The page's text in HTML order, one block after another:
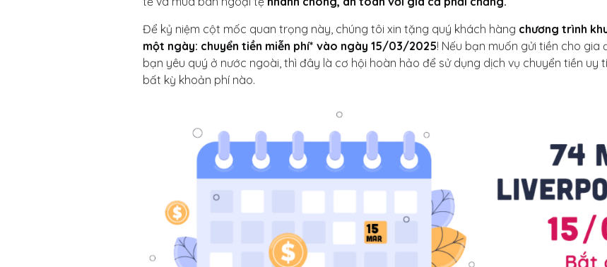
Để kỷ niệm cột mốc quan trọng này, chúng tôi xin tặng quý khách hàng chương trình
một ngày: chuyển tiền miễn phí* vào ngày 15/03/2025! Nếu bạn muốn gửi tiền cho
bạn yêu quý ở nước ngoài, thì đây là cơ hội hoàn hảo để sử dụng dịch vụ chuyển tiền uy
bất kỳ khoản phí nào.